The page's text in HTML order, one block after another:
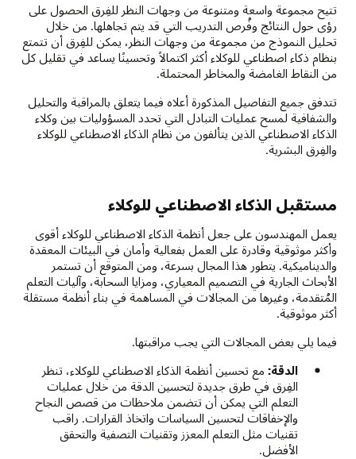
تتيح مجموعة واسعة ومتنوعة من وجهات النظر للفِرق الحصول على
رؤى حول النتائج وفُرص التدريب التي قد يتم تجاهلها. من خلال
تحليل النموذج من مجموعة من وجهات النظر، يمكن للفِرق أن تتمتع
بنظام ذكاء اصطناعي للوكلاء أكثر اكتمالاً وتحسينًا يساعد في تقليل كل
من النقاط الغامضة والمخاطر المحتملة.
تتدفق جميع التفاصيل المذكورة أعلاه فيما يتعلق بالمراقبة والتحليل
والشفافية لمسح عمليات التبادل التي تحدد المسؤوليات بين وكلاء
الذكاء الاصطناعي الذين يتألفون من نظام الذكاء الاصطناعي للوكلاء
والفِرق البشرية.
مستقبل الذكاء الاصطناعي للوكلاء
يعمل المهندسون على جعل أنظمة الذكاء الاصطناعي للوكلاء أقوى
وأكثر موثوقية وقادرة على العمل بفعالية وأمان في البيئات المعقدة
والديناميكية. يتطور هذا المجال بسرعة، ومن المتوقع أن تستمر
الأبحاث الجارية في التصميم المعياري، ومزايا السحابة، وآليات التعلم
المُتقدمة، وغيرها من المجالات في المساهمة في بناء أنظمة مستقلة
أكثر موثوقية.
فيما يلي بعض المجالات التي يجب مراقبتها.
الدقة: مع تحسين أنظمة الذكاء الاصطناعي للوكلاء، تنظر
الفِرق في طرق جديدة لتحسين الدقة من خلال عمليات
التعلم التي يمكن أن تتضمن ملاحظات من قصص النجاح
والإخفاقات لتحسين السياسات واتخاذ القرارات. راقب
تقنيات مثل التعلم المعزز وتقنيات التصفية والتحقق
الأفضل.